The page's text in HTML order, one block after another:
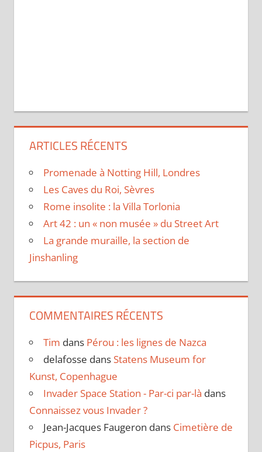
ARTICLES RÉCENTS
Promenade à Notting Hill, Londres
Les Caves du Roi, Sèvres
Rome insolite : la Villa Torlonia
Art 42 : un « non musée » du Street Art
La grande muraille, la section de
Jinshanling
COMMENTAIRES RÉCENTS
Tim dans Pérou : les lignes de Nazca
delafosse dans Statens Museum for
Kunst, Copenhague
Invader Space Station - Par-ci par-là dans
Connaissez vous Invader ?
Jean-Jacques Faugeron dans Cimetière de
Picpus, Paris